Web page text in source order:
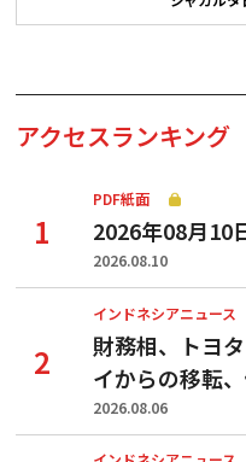
アクセスランキング
PDF紙面
2026年08月10
2026.08.10
インドネシアニュース
財務相、トヨ
イからの移転
2026.08.06